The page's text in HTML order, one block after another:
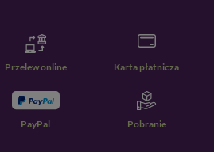
Przelew online Karta płatnicza
PayPal Pobranie